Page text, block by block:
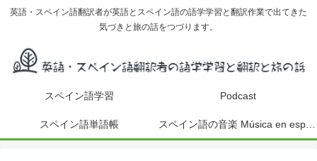
英語・スペイン語翻訳者が英語とスペイン語の語学学習と翻訳作業で出てきた
気づきと旅の話をつづります。
スペイン語学習 Podcast
スペイン語単語帳